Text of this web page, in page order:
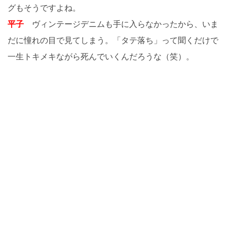
グもそうですよね。
平子 ヴィンテージデニムも手に入らなかったから、いま
だに憧れの目で見てしまう。「タテ落ち」って聞くだけで
一生トキメキながら死んでいくんだろうな（笑）。